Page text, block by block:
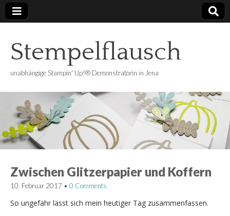
Stempelflausch
unabhängige Stampin' Up!® Demonstratorin in Jena
Zwischen Glitzerpapier und Koffern
10. Februar 2017 • 0 Comments
So ungefähr lässt sich mein heutiger Tag zusammenfassen.